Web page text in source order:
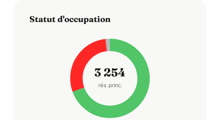
Statut d'occupation
3 254
rés. princ.